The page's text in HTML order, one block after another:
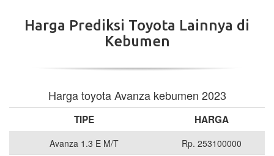
Harga Prediksi Toyota Lainnya di
Kebumen
Harga toyota Avanza kebumen 2023
TIPE HARGA
Avanza 1.3 E M/T
Rp. 253100000